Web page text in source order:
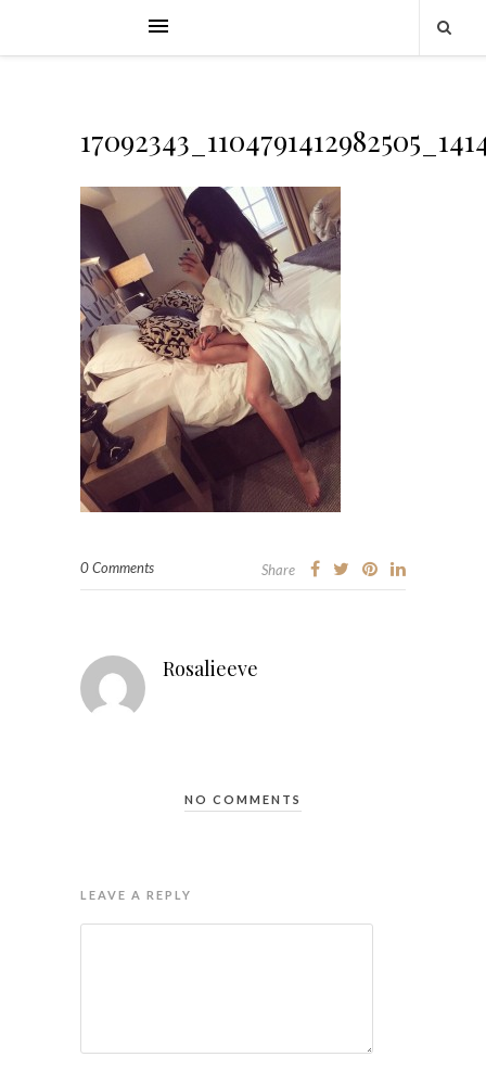
0 Comments Share
Rosalieeve
NO COMMENTS
LEAVE A REPLY